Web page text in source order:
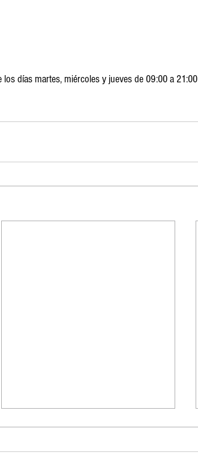
los días martes, miércoles y jueves de 09:00 a